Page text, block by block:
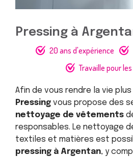
Pressing à
20 ans d'expérience
Travaille pour
Afin de vous rendre la vie
Pressingvous propose des
nettoyage de vêtements
responsables. Le nettoyage
textiles et matières est
pressing à Argentan, y